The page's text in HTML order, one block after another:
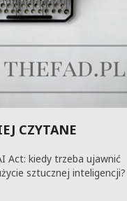
CZYTANE
Act: kiedy trzeba ujawnić
sztucznej inteligencji?